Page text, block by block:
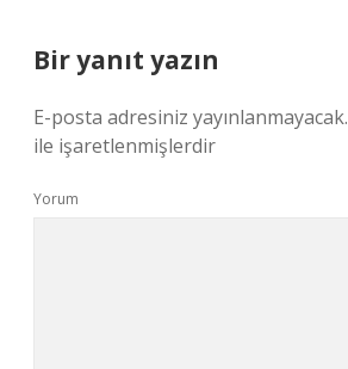
Bir yanıt yazın
E-posta adresiniz yayınlanmayacak.
ile işaretlenmişlerdir
Yorum